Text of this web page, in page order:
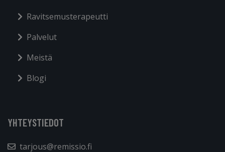
Ravitsemusterapeutti
Palvelut
Meistä
Blogi
YHTEYSTIEDOT
tarjous@remissio.fi